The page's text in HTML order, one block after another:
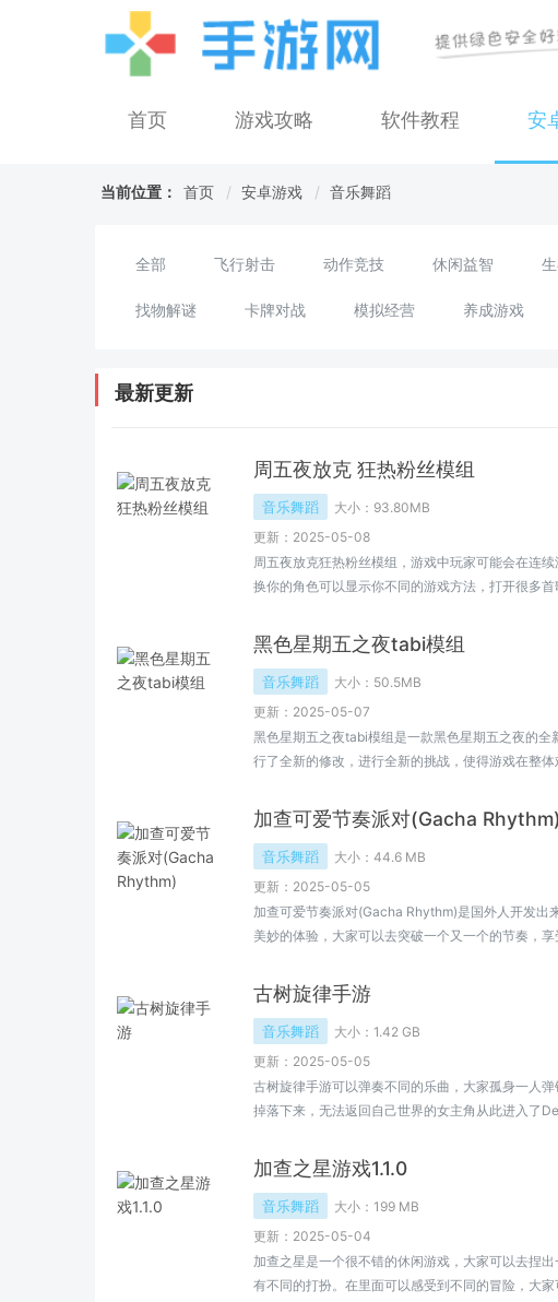
首页 游戏攻略 软件教程 安
当前位置： 首页 安卓游戏 音乐舞蹈
全部 飞行射击 动作竞技 休闲益智
找物解谜 卡牌对战 模拟经营 养成游戏
最新更新
周五夜放克 狂热粉丝模组
音乐舞蹈 大小： 93.80MB
更新：2025-05-08
周五夜放克狂热粉丝模组，游戏中玩家可能会在连
换你的角色可以显示你不同的游戏方法，打开很多
伙伴快来下载体验吧！.
黑色星期五之夜tabi模组
音乐舞蹈 大小： 50.5MB
更新：2025-05-07
黑色星期五之夜tabi模组是一款黑色星期五之夜的全
行了全新的修改，进行全新的挑战，使得游戏在整
加查可爱节奏派对(Gacha Rhythm)
音乐舞蹈 大小： 44.6 MB
更新：2025-05-05
加查可爱节奏派对(Gacha Rhythm)是国外人开发出
美妙的体验，大家可以去突破一个又一个的节奏，
古树旋律手游
音乐舞蹈 大小： 1.42 GB
更新：2025-05-05
古树旋律手游可以弹奏不同的乐曲，大家孤身一人
掉落下来，无法返回自己世界的女主角从此进入了
加查之星游戏1.1.0
音乐舞蹈 大小： 199 MB
更新：2025-05-04
加查之星是一个很不错的休闲游戏，大家可以去捏
有不同的打扮。在里面可以感受到不同的冒险，大